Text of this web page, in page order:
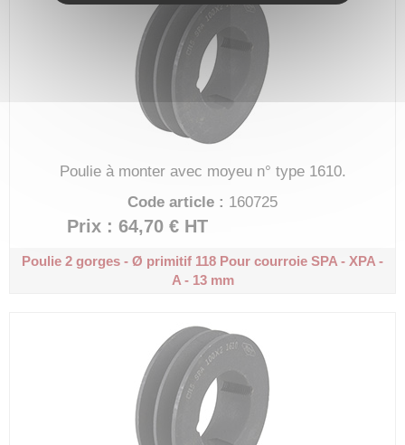
Poulie à monter avec moyeu n° type 1610.
Code article : 160725
Prix : 64,70 € HT
Poulie 2 gorges - Ø primitif 118 Pour courroie SPA - XPA -
A - 13 mm